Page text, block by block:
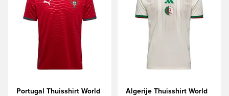
Portugal Thuisshirt World
Algerije Thuisshirt World